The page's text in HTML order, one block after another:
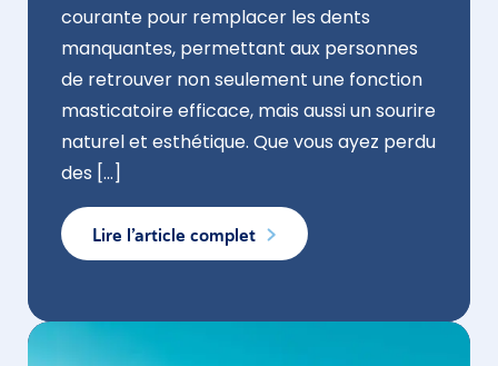
courante pour remplacer les dents
manquantes, permettant aux personnes
de retrouver non seulement une fonction
masticatoire efficace, mais aussi un sourire
naturel et esthétique. Que vous ayez perdu
des [...]
Lire l’article complet